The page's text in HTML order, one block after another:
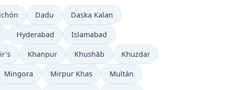
Dadu Daska Kalan
Hyderabad Islamabad
Khanpur Khushāb Khuzdar
Mingora Mirpur Khas Multán